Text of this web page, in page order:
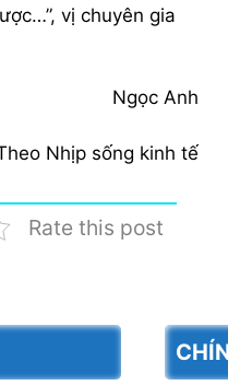
vị chuyên gia
Ngọc Anh
Nhịp sống kinh tế
Rate this post